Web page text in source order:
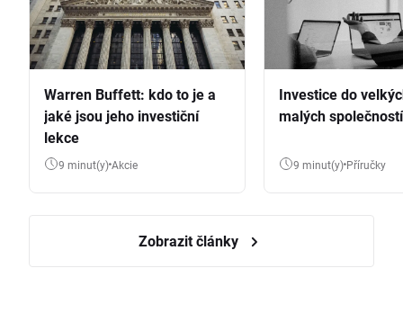
Warren Buffett: kdo to je a
jaké jsou jeho investiční
lekce
9 minut(y) Akcie
Investice do
malých společností
9 minut(y) Příručky
Zobrazit články